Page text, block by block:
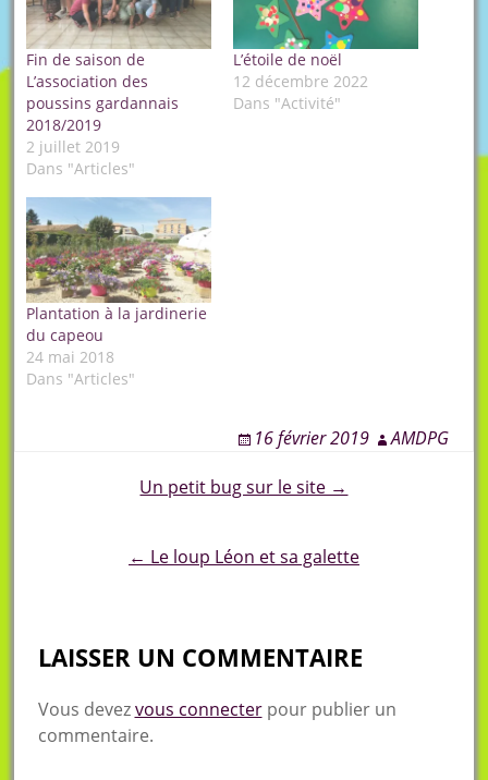
Fin de saison de
L’association des
poussins gardannais
2018/2019
2 juillet 2019
Dans "Articles"
L’étoile de noël
12 décembre 2022
Dans "Activité"
Plantation à la jardinerie
du capeou
24 mai 2018
Dans "Articles"
16 février 2019 AMDPG
navigation
Un petit bug sur le site →
← Le loup Léon et sa galette
LAISSER UN COMMENTAIRE
Vous devezvous connecterpour publier un
commentaire.